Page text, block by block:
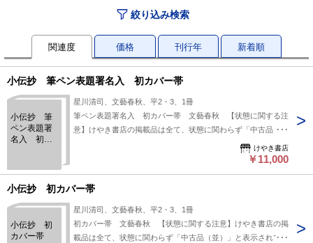
絞り込み検索
関連度 価格 刊行年 新着順
小伝抄 筆ペン表題署名入 初カバー帯
小伝抄 筆
ペン表題署
名入 初カ
星川清司、文藝春秋、平2・3、1冊
筆ペン表題署名入 初カバー帯 文藝春秋 【状態に関する注
意】けやき書店の掲載品は全て、状態に関わらず「中古品
（並）」と表示されています。「日本の古本屋」は６段階の
「状態」表記が必須となりましたが、当店の扱う商品の特質
欄の「中古品（並）」という表現は考慮にいれないで下さい。
い。状態表記の無いものは特に問題なく良好とお考え下さ
い。:
けやき書店
￥11,000
小伝抄 初カバー帯
小伝抄 初
カバー帯
星川清司、文藝春秋、平2・3、1冊
初カバー帯 文藝春秋 【状態に関する注意】けやき書店の掲
載品は全て、状態に関わらず「中古品（並）」と表示されてい